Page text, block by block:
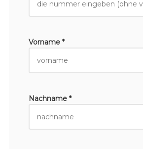
Vorname *
Nachname *